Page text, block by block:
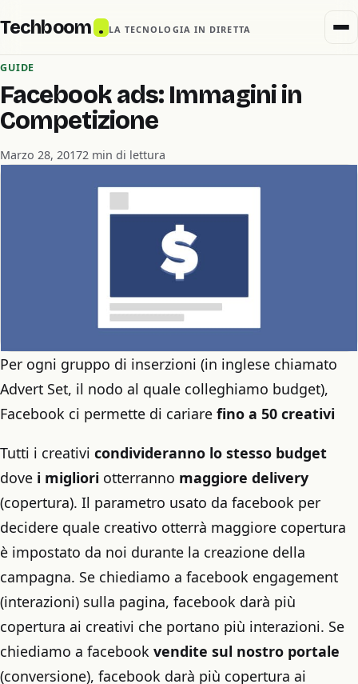
Techboom . LA TECNOLOGIA IN DIRETTA
GUIDE
Facebook ads: Immagini in
Competizione
Marzo 28, 20172 min di lettura
Per ogni gruppo di inserzioni (in inglese chiamato
Advert Set, il nodo al quale colleghiamo budget),
Facebook ci permette di cariare fino a 50 creativi
Tutti i creativi condivideranno lo stesso budget
dove i migliori otterranno maggiore delivery
(copertura). Il parametro usato da facebook per
decidere quale creativo otterrà maggiore copertura
è impostato da noi durante la creazione della
campagna. Se chiediamo a facebook engagement
(interazioni) sulla pagina, facebook darà più
copertura ai creativi che portano più interazioni. Se
chiediamo a facebook vendite sul nostro portale
(conversione), facebook darà più copertura ai